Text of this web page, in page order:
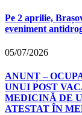
Pe 2 aprilie,
eveniment
05/07/2026
ANUNȚ –
UNUI POST
MEDICINĂ DE
ATESTAT ÎN